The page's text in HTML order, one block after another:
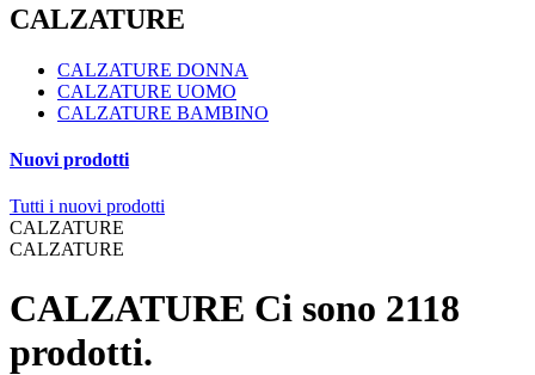
CALZATURE
CALZATURE DONNA
CALZATURE UOMO
CALZATURE BAMBINO
Nuovi prodotti
Tutti i nuovi prodotti
CALZATURE
CALZATURE
CALZATURE Ci sono 2118
prodotti.